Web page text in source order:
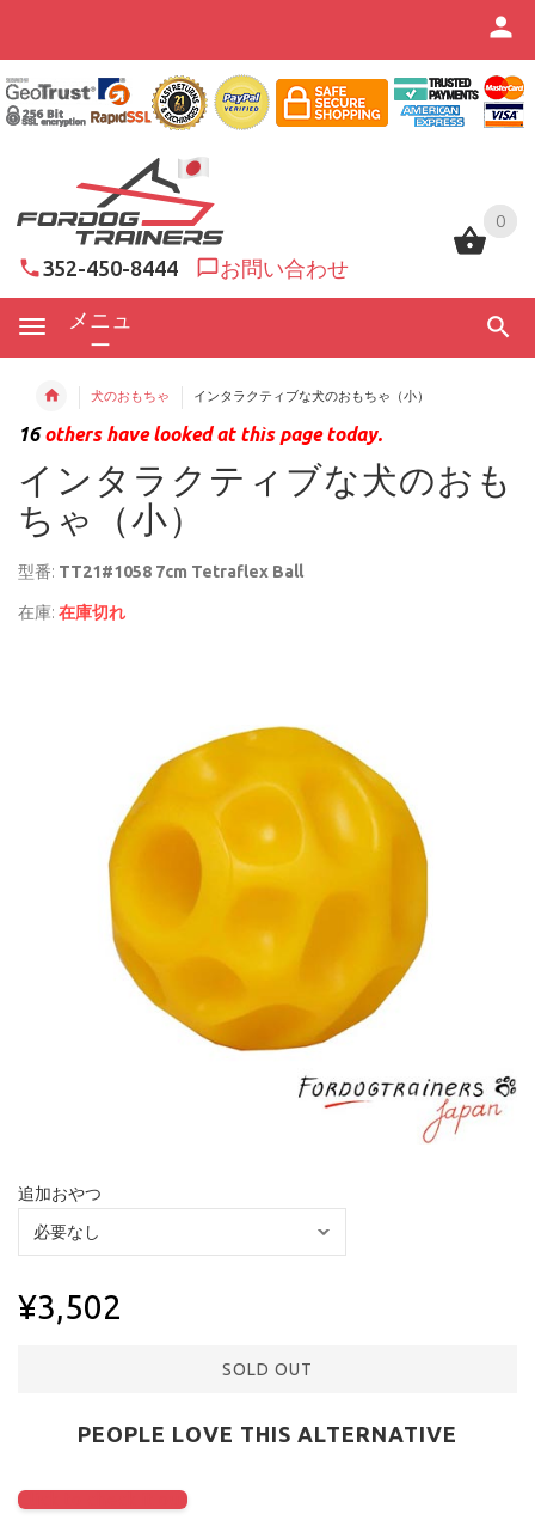
0
352-450-8444 お問い合わせ
メニュ
ー
0
犬のおもちゃ インタラクティブな犬のおもちゃ（小）
16others have looked at this page today.
インタラクティブな犬のおも
ちゃ（小）
型番: TT21#1058 7cm Tetraflex Ball
在庫: 在庫切れ
追加おやつ
¥3,502
SOLD OUT
PEOPLE LOVE THIS ALTERNATIVE
Click to check it out